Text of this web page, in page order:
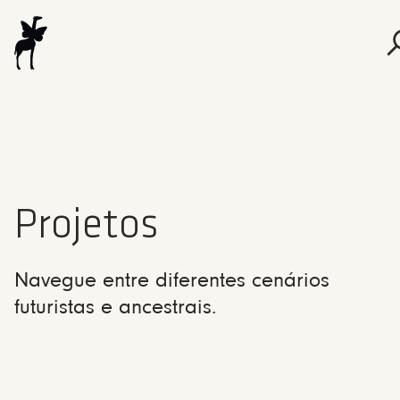
Projetos
Navegue entre diferentes cenários
futuristas e ancestrais.